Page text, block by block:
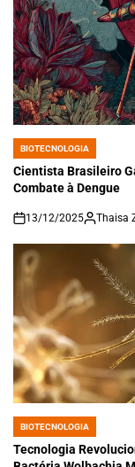
POSTED
IN
BIOTECNOLOGIA
Cientista Brasileiro
Combate à Dengue
on
13/12/2025 Thaisa
POSTED
IN
BIOTECNOLOGIA
Tecnologia